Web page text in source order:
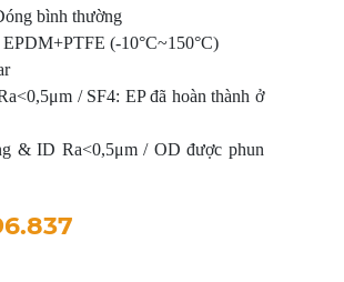
bình thường
(-10°C~150°C)
/ SF4: EP đã hoàn thành ở
& ID Ra<0,5μm / OD được phun